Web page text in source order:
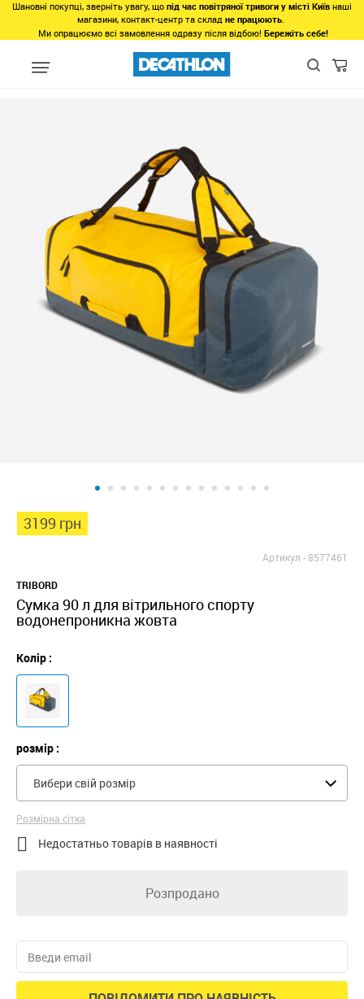
Шановні покупці, зверніть увагу, що під час повітряної тривоги у місті Київ наші
магазини, контакт-центр та склад не працюють.
Ми опрацюємо всі замовлення одразу після відбою! Бережіть себе!
Види спорту Туризм, Кемпiнг Туризм - Походи - Трекінг
3199 грн
Артикул -8577461
TRIBORD
Сумка 90 л для вітрильного спорту
водонепроникна жовта
Колір :
розмір :
Вибери свій розмір
Розмірна сітка
 Недостатньо товарів в наявності
Розпродано